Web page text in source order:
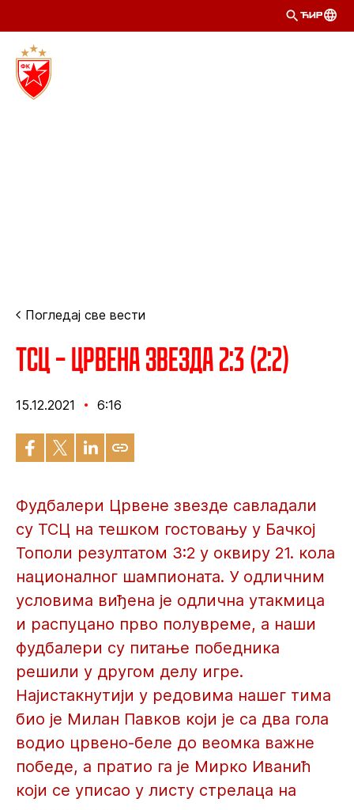
ЋИР
Погледај све вести
ТСЦ – Црвена звезда 2:3 (2:2)
15.12.2021 6:16
Фудбалери Црвене звезде савладали
су ТСЦ на тешком гостовању у Бачкој
Тополи резултатом 3:2 у оквиру 21. кола
националног шампионата. У одличним
условима виђена је одлична утакмица
и распуцано прво полувреме, а наши
фудбалери су питање победника
решили у другом делу игре.
Најистакнутији у редовима нашег тима
био је Милан Павков који је са два гола
водио црвено-беле до веомка важне
победе, а пратио га је Мирко Иванић
који се уписао у листу стрелаца на